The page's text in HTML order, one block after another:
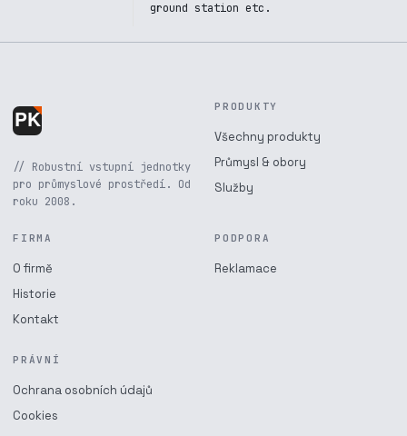
ground station etc.
// Robustní vstupní jednotky
pro průmyslové prostředí. Od
roku 2008.
PRODUKTY
Všechny produkty
Průmysl & obory
Služby
FIRMA
O firmě
Historie
Kontakt
PODPORA
Reklamace
PRÁVNÍ
Ochrana osobních údajů
Cookies